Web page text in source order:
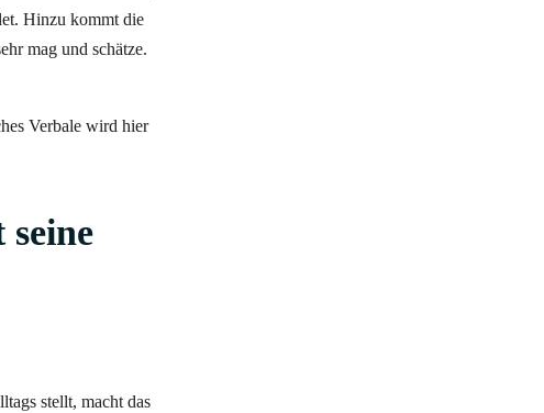
Hinzu kommt die
mag und schätze.
Verbale wird hier
stellt, macht das